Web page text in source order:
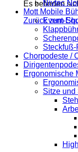
Es befinden
Zurück zum
Nivtec
Mott Mobile
Event-
Chorpodeste /
Ergonomische
Sitze und